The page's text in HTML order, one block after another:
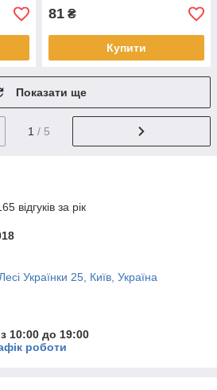
81 ₴
Купити
Показати ще
1 / 5
відгуків за рік
Українки 25, Київ, Україна
10:00 до 19:00
роботи